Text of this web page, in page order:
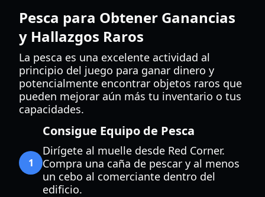
Pesca para Obtener Ganancias
y Hallazgos Raros
La pesca es una excelente actividad al
principio del juego para ganar dinero y
potencialmente encontrar objetos raros que
pueden mejorar aún más tu inventario o tus
capacidades.
1
Consigue Equipo de Pesca
Dirígete al muelle desde Red Corner.
Compra una caña de pescar y al menos
un cebo al comerciante dentro del
edificio.